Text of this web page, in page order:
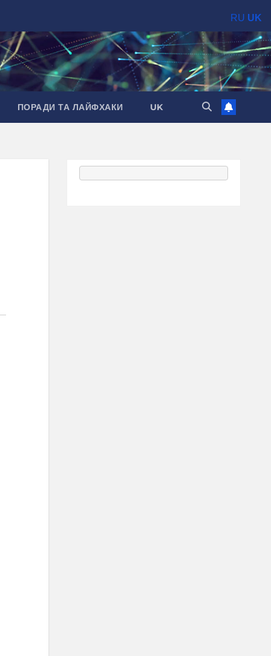
ПОРАДИ ТА ЛАЙФХАКИ UK
RU UK